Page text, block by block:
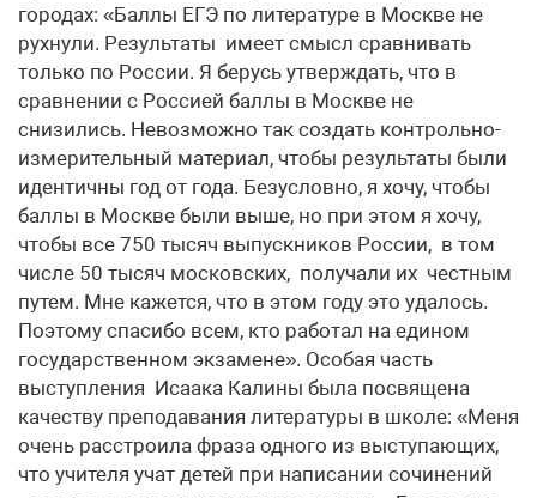
городах: «Баллы ЕГЭ по литературе в Москве не
рухнули. Результаты имеет смысл сравнивать
только по России. Я берусь утверждать, что в
сравнении с Россией баллы в Москве не
снизились. Невозможно так создать контрольно-
измерительный материал, чтобы результаты были
идентичны год от года. Безусловно, я хочу, чтобы
баллы в Москве были выше, но при этом я хочу,
чтобы все 750 тысяч выпускников России, в том
числе 50 тысяч московских, получали их честным
путем. Мне кажется, что в этом году это удалось.
Поэтому спасибо всем, кто работал на едином
государственном экзамене». Особая часть
выступления Исаака Калины была посвящена
качеству преподавания литературы в школе: «Меня
очень расстроила фраза одного из выступающих,
что учителя учат детей при написании сочинений